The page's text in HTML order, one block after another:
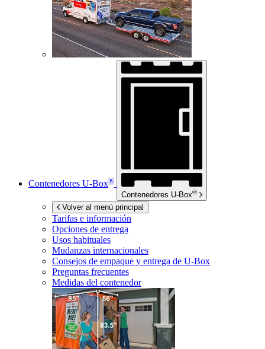
Contenedores U-Box®
Contenedores U-Box®
Volver al menú principal
Tarifas e información
Opciones de entrega
Usos habituales
Mudanzas internacionales
Consejos de empaque y entrega de U-Box
Preguntas frecuentes
Medidas del contenedor